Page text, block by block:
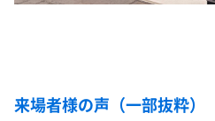
来場者様の声（一部抜粋）